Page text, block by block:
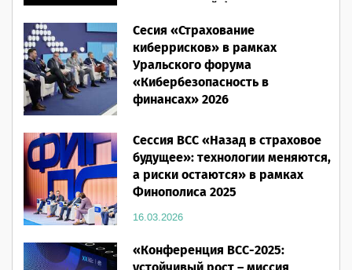
Человеческий фактор»
28.05.2026
Сесия «Страхование
киберрисков» в рамках
Уральского форума
«Кибербезопасность в
финансах» 2026
Сессия ВСС «Назад в страховое
будущее»: технологии меняются,
а риски остаются» в рамках
Финополиса 2025
16.03.2026
«Конференция ВСС-2025: